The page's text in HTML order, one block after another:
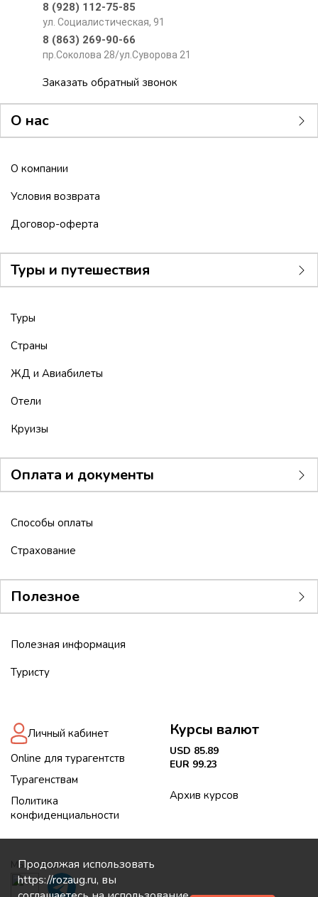
Продолжая использовать
https://rozaug.ru, вы
8 (928) 112-75-85
ул. Социалистическая, 91
8 (863) 269-90-66
пр.Соколова 28/ул.Суворова 21
Заказать обратный звонок
О нас
О компании
Условия возврата
Договор-оферта
Туры и путешествия
Туры
Страны
ЖД и Авиабилеты
Отели
Круизы
Оплата и документы
Способы оплаты
Страхование
Полезное
Полезная информация
Туристу
Личный кабинет
Online для турагентств
Турагенствам
Политика
конфиденциальности
Курсы валют
USD 85.89
EUR 99.23
Архив курсов
Мы в соцсетях: